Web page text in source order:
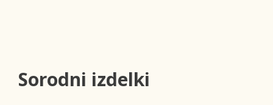
Sorodni izdelki